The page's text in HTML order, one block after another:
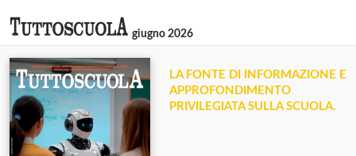
giugno 2026
LA FONTE DI INFORMAZIONE E
APPROFONDIMENTO
PRIVILEGIATA SULLA SCUOLA.